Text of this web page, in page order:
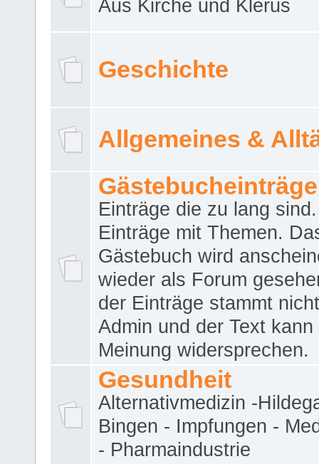
Aus Kirche und Klerus
Geschichte
Allgemeines &
Gästebucheinträge
Einträge die zu lang
Einträge mit Themen.
Gästebuch wird
wieder als Forum
der Einträge stammt
Admin und der Text kann
Meinung widersprechen.
Gesundheit
Alternativmedizin -
Bingen - Impfungen -
- Pharmaindustrie